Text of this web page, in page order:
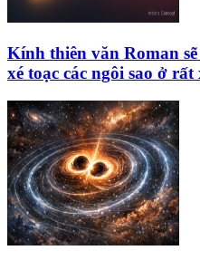
Kính thiên văn Roman
xé toạc các ngôi sao ở rất